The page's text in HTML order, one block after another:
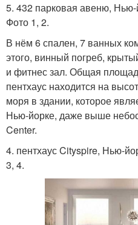
5. 432 парковая авеню,
Фото 1, 2.
В нём 6 спален, 7 ванных
этого, винный погреб,
и фитнес зал. Общая
пентхаус находится на
моря в здании, которое
Нью-йорке, даже выше
Center.
4. пентхаус Cityspire, Нью-
3, 4.